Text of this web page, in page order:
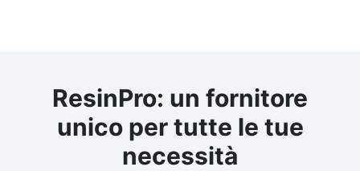
ResinPro: un fornitore
unico per tutte le tue
necessità